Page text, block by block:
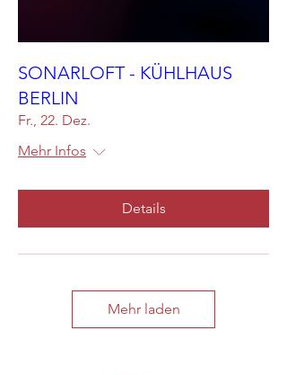
SONARLOFT - KÜHLHAUS
BERLIN
Fr., 22. Dez.
Mehr Infos
Details
Mehr laden